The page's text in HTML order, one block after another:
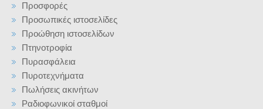
Προσφορές
Προσωπικές ιστοσελίδες
Προώθηση ιστοσελίδων
Πτηνοτροφία
Πυρασφάλεια
Πυροτεχνήματα
Πωλήσεις ακινήτων
Ραδιοφωνικοί σταθμοί